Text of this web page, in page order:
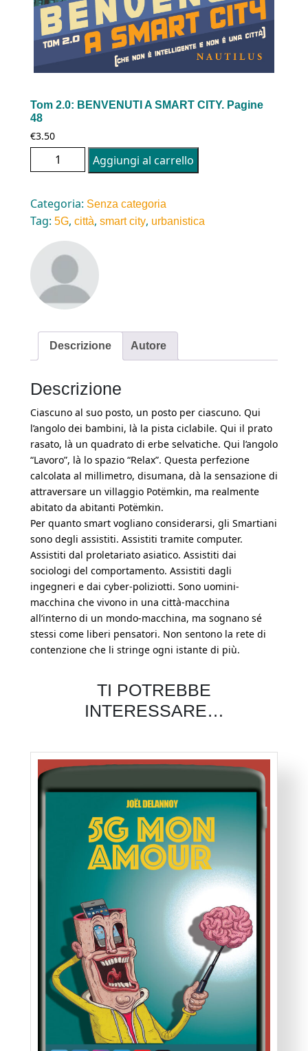
Tom 2.0: BENVENUTI A SMART CITY. Pagine
48
€3.50
Tom 2.0: BENVENUTI A SMART CITY. Pagine 48
quantità
Aggiungi al carrello
Categoria: Senza categoria
Tag: 5G, città, smart city, urbanistica
Descrizione Autore
Descrizione
Ciascuno al suo posto, un posto per ciascuno. Qui
l’angolo dei bambini, là la pista ciclabile. Qui il prato
rasato, là un quadrato di erbe selvatiche. Qui l’angolo
“Lavoro”, là lo spazio “Relax”. Questa perfezione
calcolata al millimetro, disumana, dà la sensazione di
attraversare un villaggio Potëmkin, ma realmente
abitato da abitanti Potëmkin.
Per quanto smart vogliano considerarsi, gli Smartiani
sono degli assistiti. Assistiti tramite computer.
Assistiti dal proletariato asiatico. Assistiti dai
sociologi del comportamento. Assistiti dagli
ingegneri e dai cyber-poliziotti. Sono uomini-
macchina che vivono in una città-macchina
all’interno di un mondo-macchina, ma sognano sé
stessi come liberi pensatori. Non sentono la rete di
contenzione che li stringe ogni istante di più.
TI POTREBBE
INTERESSARE…